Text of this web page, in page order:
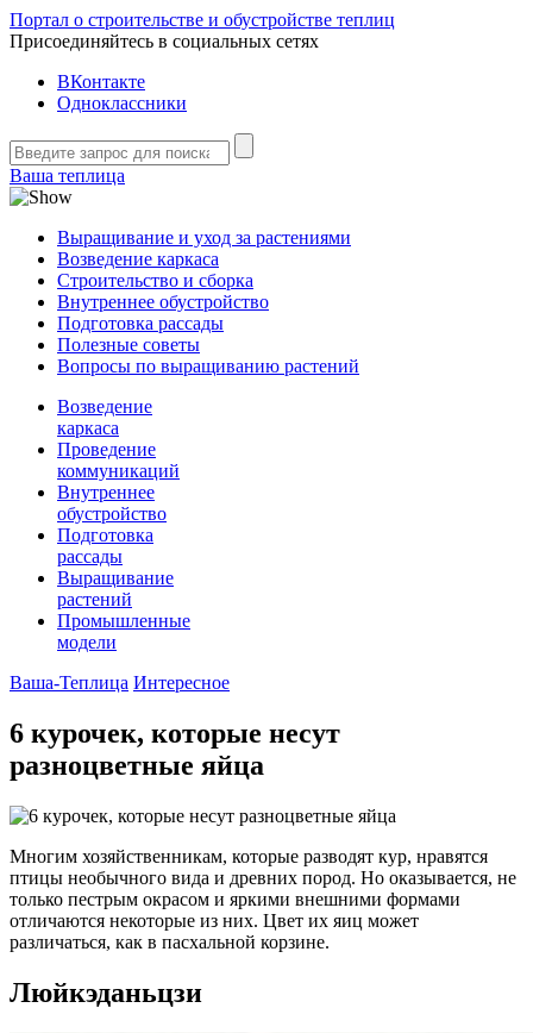
Портал о строительстве и обустройстве теплиц
Присоединяйтесь в социальных сетях
ВКонтакте
Одноклассники
Ваша теплица
Выращивание и уход за растениями
Возведение каркаса
Строительство и сборка
Внутреннее обустройство
Подготовка рассады
Полезные советы
Вопросы по выращиванию растений
Возведение
каркаса
Проведение
коммуникаций
Внутреннее
обустройство
Подготовка
рассады
Выращивание
растений
Промышленные
модели
Ваша-Теплица Интересное
6 курочек, которые несут
разноцветные яйца
Многим хозяйственникам, которые разводят кур, нравятся
птицы необычного вида и древних пород. Но оказывается, не
только пестрым окрасом и яркими внешними формами
отличаются некоторые из них. Цвет их яиц может
различаться, как в пасхальной корзине.
Люйкэданьцзи